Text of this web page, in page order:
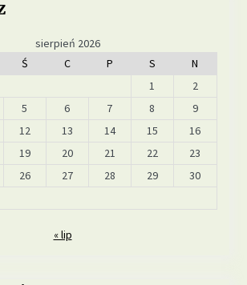
sierpień 2026
Ś C P S
N
1
2
5 6 7 8
9
12 13 14 15
16
19 20 21 22
23
26 27 28 29
30
« lip